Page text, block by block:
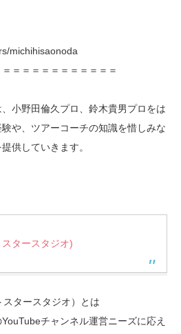
michihisaonoda
＝＝＝＝＝＝＝＝＝＝＝
小野田倫久プロ、鈴木貴男プロをは
や、ツアーコーチの知識を惜しみな
供していきます。
タースタジオ)
スタースタジオ）とは
チャンネル運営ニーズに応え